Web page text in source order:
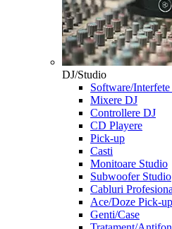
DJ/Studio
Software/
Mixere DJ
Controllere DJ
CD Playere
Pick-up
Casti
Monitoare Studio
Subwoofer Studio
Cabluri
Ace/Doze Pick-up
Genti/Case